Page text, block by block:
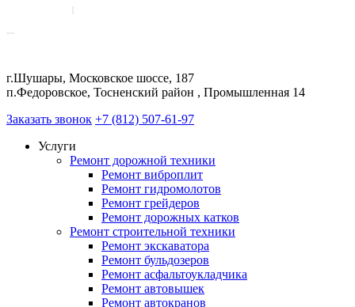
г.Шушары, Московское шоссе, 187
п.Федоровское, Тосненский район , Промышленная 14
Заказать звонок +7 (812) 507-61-97
Услуги
Ремонт дорожной техники
Ремонт виброплит
Ремонт гидромолотов
Ремонт грейдеров
Ремонт дорожных катков
Ремонт строительной техники
Ремонт экскаватора
Ремонт бульдозеров
Ремонт асфальтоукладчика
Ремонт автовышек
Ремонт автокранов